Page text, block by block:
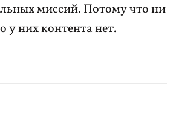
миссий. Потому что ни
у них контента нет.